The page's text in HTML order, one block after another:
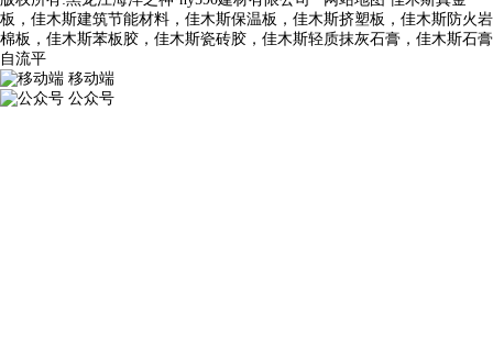
板，佳木斯建筑节能材料，佳木斯保温板，佳木斯挤塑板，佳木斯防火岩
棉板，佳木斯苯板胶，佳木斯瓷砖胶，佳木斯轻质抹灰石膏，佳木斯石膏
自流平
移动端
公众号